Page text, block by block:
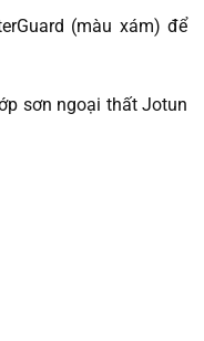
(màu xám) để
sơn ngoại thất Jotun